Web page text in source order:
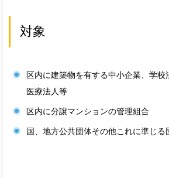
対象
区内に建築物を有する中小企業、学校
医療法人等
区内に分譲マンションの管理組合
国、地方公共団体その他これに準じる